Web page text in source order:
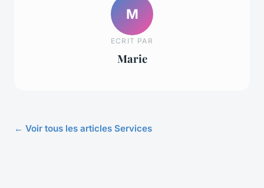
M
ECRIT PAR
Marie
← Voir tous les articles Services